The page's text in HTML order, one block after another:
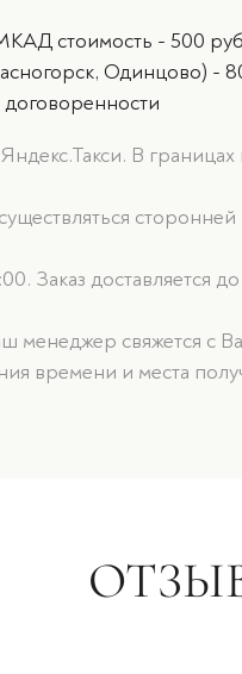
стоимость - 500
Одинцово) -
В границах
сторонней
Заказ доставляется до
менеджер свяжется с
времени и места